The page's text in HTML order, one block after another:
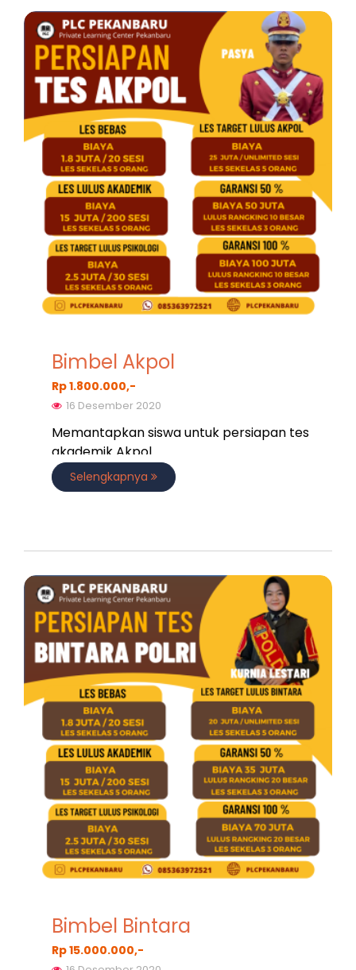
Bimbel Akpol
Rp 1.800.000,-
16 Desember 2020
Memantapkan siswa untuk persiapan tes
akademik Akpol
Selengkapnya
Bimbel Bintara
Rp 15.000.000,-